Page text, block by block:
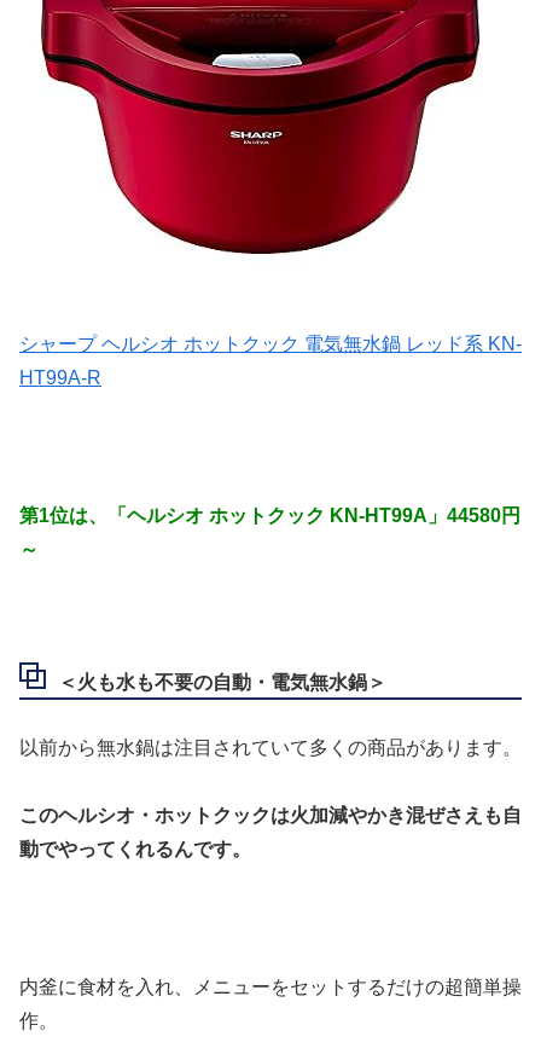
シャープ ヘルシオ ホットクック 電気無水鍋 レッド系 KN-
HT99A-R
第1位は、「ヘルシオ ホットクック KN-HT99A」44580円
～
＜火も水も不要の自動・電気無水鍋＞
以前から無水鍋は注目されていて多くの商品があります。
このヘルシオ・ホットクックは火加減やかき混ぜさえも自
動でやってくれるんです。
内釜に食材を入れ、メニューをセットするだけの超簡単操
作。